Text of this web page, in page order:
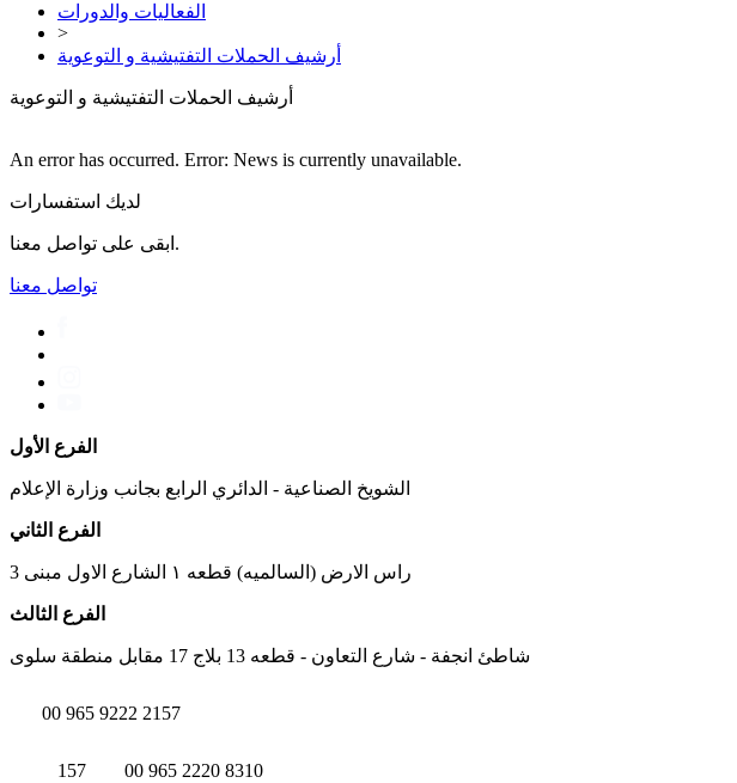
الفعاليات والدورات
>
أرشيف الحملات التفتيشية و التوعوية
أرشيف الحملات التفتيشية و التوعوية
An error has occurred. Error: News is currently unavailable.
لديك استفسارات
ابقى على تواصل معنا.
تواصل معنا
الفرع الأول
الشويخ الصناعية - الدائري الرابع بجانب وزارة الإعلام
الفرع الثاني
راس الارض (السالميه) قطعه ١ الشارع الاول مبنى 3
الفرع الثالث
شاطئ انجفة - شارع التعاون - قطعه 13 بلاج 17 مقابل منطقة سلوى
00 965 9222 2157
157 00 965 2220 8310